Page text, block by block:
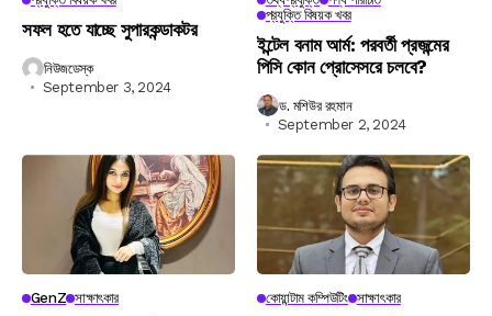
সফল হতে যাচ্ছে সুপারকন্ডাকটর
নিউজডেস্ক
September 3, 2024
প্রযুক্তি বিষয়ক খবর
ইন্টেল বনাম আর্ম: পরবর্তী প্রজন্মের
পিসি কোন প্রোসেসরে চলবে?
ড. মশিউর রহমান
September 2, 2024
GenZ সাক্ষাৎকার কোয়ান্টাম কম্পিউটিং সাক্ষাৎকার